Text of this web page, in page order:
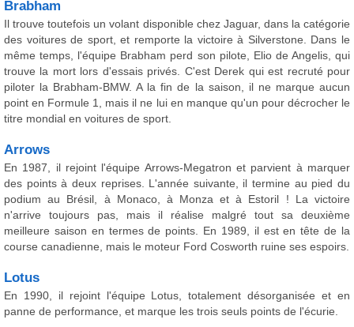
Brabham
Il trouve toutefois un volant disponible chez Jaguar, dans la catégorie
des voitures de sport, et remporte la victoire à Silverstone. Dans le
même temps, l'équipe Brabham perd son pilote, Elio de Angelis, qui
trouve la mort lors d'essais privés. C'est Derek qui est recruté pour
piloter la Brabham-BMW. A la fin de la saison, il ne marque aucun
point en Formule 1, mais il ne lui en manque qu'un pour décrocher le
titre mondial en voitures de sport.
Arrows
En 1987, il rejoint l'équipe Arrows-Megatron et parvient à marquer
des points à deux reprises. L'année suivante, il termine au pied du
podium au Brésil, à Monaco, à Monza et à Estoril ! La victoire
n'arrive toujours pas, mais il réalise malgré tout sa deuxième
meilleure saison en termes de points. En 1989, il est en tête de la
course canadienne, mais le moteur Ford Cosworth ruine ses espoirs.
Lotus
En 1990, il rejoint l'équipe Lotus, totalement désorganisée et en
panne de performance, et marque les trois seuls points de l'écurie.